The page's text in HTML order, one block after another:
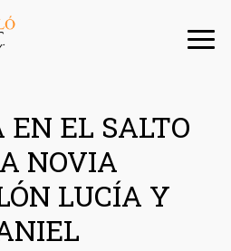
EN EL SALTO
NOVIA
LUCÍA Y